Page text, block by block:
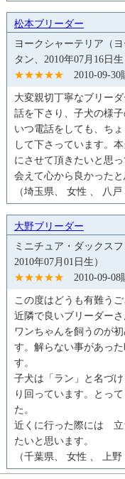
松本ブリーダー
ヨークシャーテリア（
タン、2010年07月16日生
★★★★★ 2010-09-30
大変親切丁寧なブリー
話を下さり、子犬の様
いつ電話をしても、ち
して下さっています。
にさせて頂きたいと思
会えて心から良かったと
（埼玉県、 女性 、 八戸
大野ブリーダー
ミニチュア・ダックス
2010年07月01日生）
★★★★★ 2010-09-08
この度はどうも有難うご
近隣で良いブリーダー
ワンちゃんを飼うのが
す。解らない事があっ
す。
子犬は「ラン」と名づ
り回っています。とっ
た。
近くに行った際には 立
たいと思います。
（千葉県、 女性 、 上野